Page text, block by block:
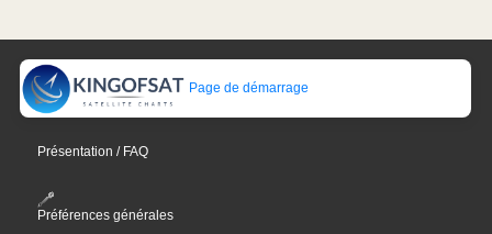
Page de démarrage
Présentation / FAQ
Préférences générales